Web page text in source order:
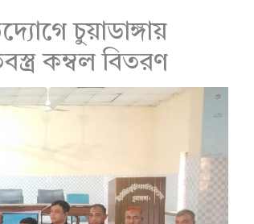
চুয়াডাঙ্গায়
কম্বল বিতরণ